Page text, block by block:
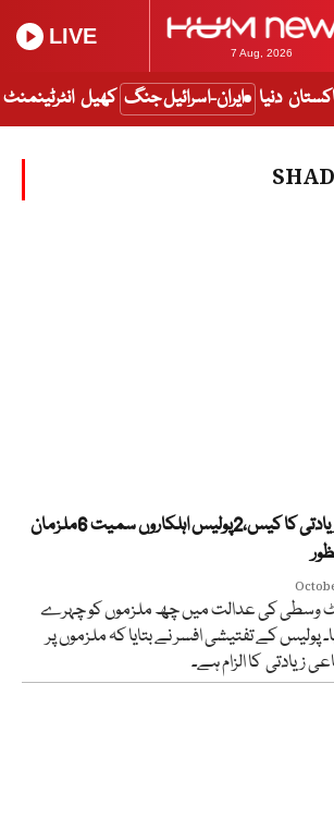
7 Aug, 2026
LIVE
دنیا ایران-اسرائیل جنگ کھیل انٹرٹینمنٹ
خاتون سے اجتماعی زیادتی کا کیس،2پولیس اہلکاروں سمیت 6ملزمان
وسطی کی عدالت میں چھ ملزموں کو چہرے
پولیس کے تفتیشی افسر نے بتایا کہ ملزموں پر
زیادتی کا الزام ہے۔